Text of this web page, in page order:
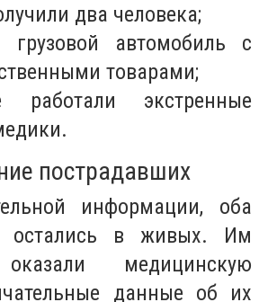
два человека;
грузовой автомобиль с
товарами;
экстренные
пострадавших
информации, оба
остались в живых. Им
медицинскую
данные об их